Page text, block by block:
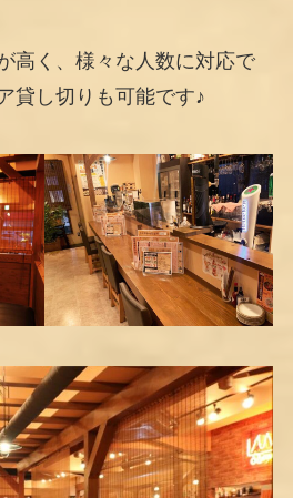
高く、様々な人数に対応で
貸し切りも可能です♪